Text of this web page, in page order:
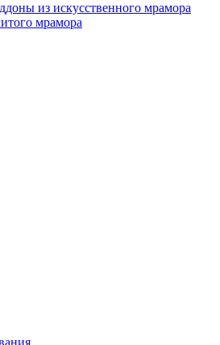
из искусственного мрамора
мрамора